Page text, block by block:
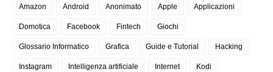
Amazon Android Anonimato Apple Applicazioni
Domotica Facebook Fintech Giochi
Glossario Informatico Grafica Guide e Tutorial Hacking
Instagram Intelligenza artificiale Internet Kodi